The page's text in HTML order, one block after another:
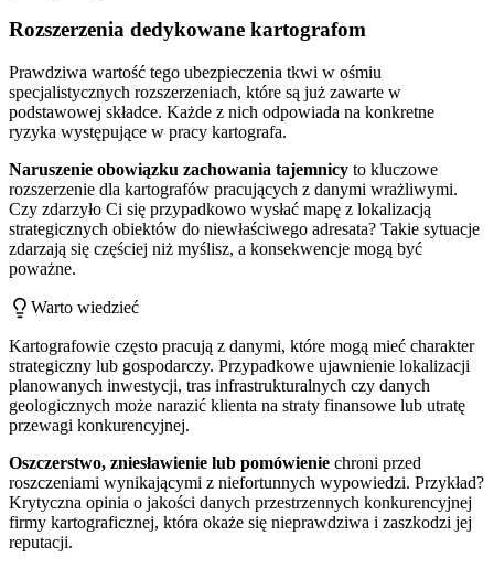
Rozszerzenia dedykowane kartografom
Prawdziwa wartość tego ubezpieczenia tkwi w ośmiu
specjalistycznych rozszerzeniach, które są już zawarte w
podstawowej składce. Każde z nich odpowiada na konkretne
ryzyka występujące w pracy kartografa.
Naruszenie obowiązku zachowania tajemnicy to kluczowe
rozszerzenie dla kartografów pracujących z danymi wrażliwymi.
Czy zdarzyło Ci się przypadkowo wysłać mapę z lokalizacją
strategicznych obiektów do niewłaściwego adresata? Takie sytuacje
zdarzają się częściej niż myślisz, a konsekwencje mogą być
poważne.
Warto wiedzieć
Kartografowie często pracują z danymi, które mogą mieć charakter
strategiczny lub gospodarczy. Przypadkowe ujawnienie lokalizacji
planowanych inwestycji, tras infrastrukturalnych czy danych
geologicznych może narazić klienta na straty finansowe lub utratę
przewagi konkurencyjnej.
Oszczerstwo, zniesławienie lub pomówienie chroni przed
roszczeniami wynikającymi z niefortunnych wypowiedzi. Przykład?
Krytyczna opinia o jakości danych przestrzennych konkurencyjnej
firmy kartograficznej, która okaże się nieprawdziwa i zaszkodzi jej
reputacji.